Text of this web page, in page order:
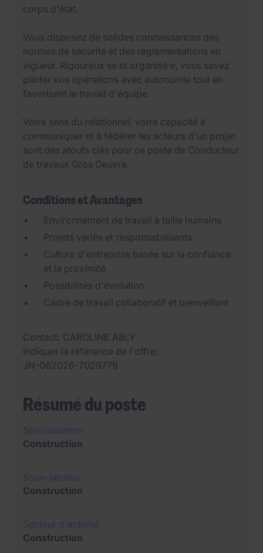
corps d'état.
Vous disposez de solides connaissances des
normes de sécurité et des réglementations en
vigueur. Rigoureux·se et organisé·e, vous savez
piloter vos opérations avec autonomie tout en
favorisant le travail d'équipe.
Votre sens du relationnel, votre capacité à
communiquer et à fédérer les acteurs d'un projet
sont des atouts clés pour ce poste de Conducteur
de travaux Gros Oeuvre.
Conditions et Avantages
Environnement de travail à taille humaine
Projets variés et responsabilisants
Culture d'entreprise basée sur la confiance
et la proximité
Possibilités d'évolution
Cadre de travail collaboratif et bienveillant
Contact CAROLINE ABLY
Indiquer la référence de l'offre
JN-062026-7029779
Résumé du poste
Construction
Construction
Construction